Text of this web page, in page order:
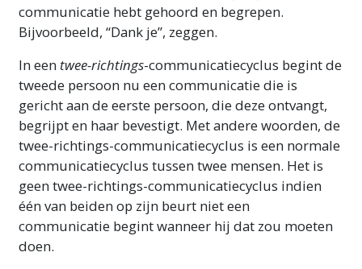
communicatie hebt gehoord en begrepen.
Bijvoorbeeld, “Dank je”, zeggen.
In een twee-richtings-communicatiecyclus begint de
tweede persoon nu een communicatie die is
gericht aan de eerste persoon, die deze ontvangt,
begrijpt en haar bevestigt. Met andere woorden, de
twee-richtings-communicatiecyclus is een normale
communicatiecyclus tussen twee mensen. Het is
geen twee-richtings-communicatiecyclus indien
één van beiden op zijn beurt niet een
communicatie begint wanneer hij dat zou moeten
doen.